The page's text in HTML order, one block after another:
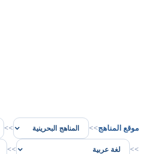
موقع المناهج>>
>>
>>
>>